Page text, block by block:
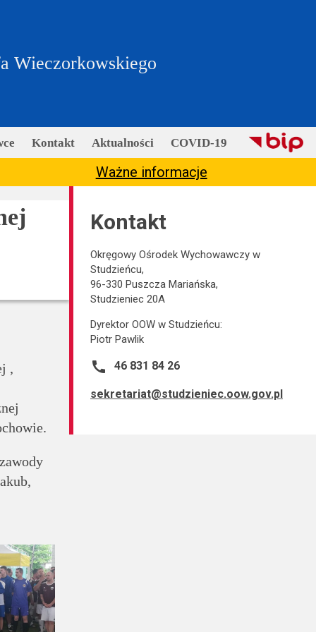
Wieczorkowskiego
Kontakt Aktualności COVID-19
Ważne informacje
,
Kontakt
Okręgowy Ośrodek Wychowawczy w
Studzieńcu,
96-330 Puszcza Mariańska,
Studzieniec 20A
Dyrektor OOW w Studzieńcu:
Piotr Pawlik
call 46 831 84 26
sekretariat@studzieniec.oow.gov.pl